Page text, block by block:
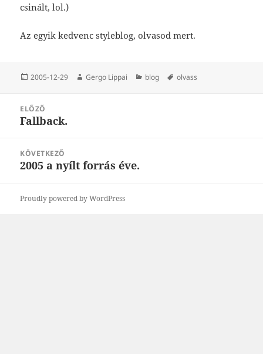
csinált, lol.)
Az egyik kedvenc styleblog, olvasod mert.
Közzétéve
2005-12-29 Szerző
Gergo Lippai Kategória
blog Címke
olvass
navigáció
ELŐZŐ
Korábbi
Fallback.
KÖVETKEZŐ
Következő
2005 a nyílt forrás éve.
Proudly powered by WordPress